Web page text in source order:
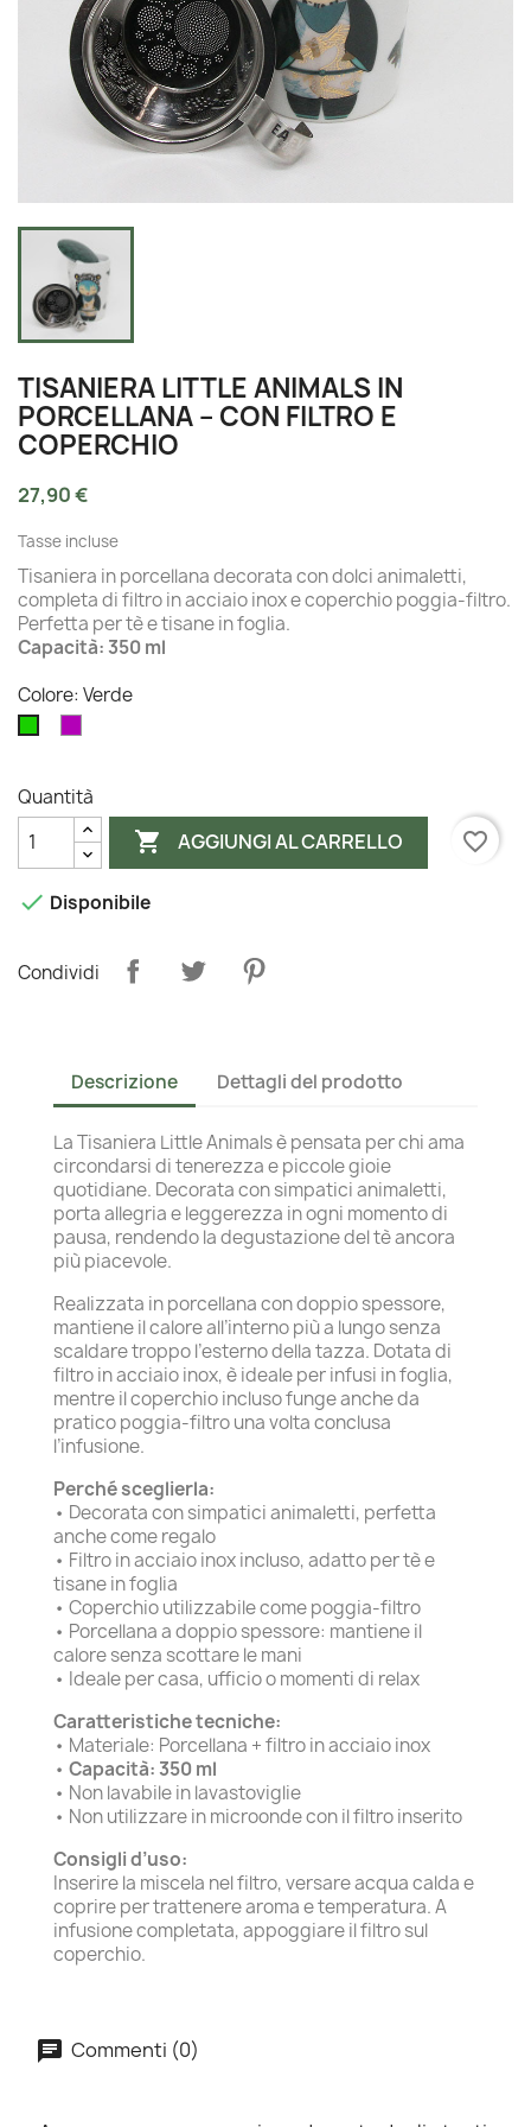
TISANIERA LITTLE ANIMALS IN
PORCELLANA – CON FILTRO E
COPERCHIO
27,90 €
Tasse incluse
Tisaniera in porcellana decorata con dolci animaletti,
completa di filtro in acciaio inox e coperchio poggia-filtro.
Perfetta per tè e tisane in foglia.
Capacità: 350 ml
Colore: Verde
Quantità
 AGGIUNGI AL CARRELLO favorite_border
 Disponibile
Condividi
Descrizione Dettagli del prodotto
La Tisaniera Little Animals è pensata per chi ama
circondarsi di tenerezza e piccole gioie
quotidiane. Decorata con simpatici animaletti,
porta allegria e leggerezza in ogni momento di
pausa, rendendo la degustazione del tè ancora
più piacevole.
Realizzata in porcellana con doppio spessore,
mantiene il calore all’interno più a lungo senza
scaldare troppo l’esterno della tazza. Dotata di
filtro in acciaio inox, è ideale per infusi in foglia,
mentre il coperchio incluso funge anche da
pratico poggia-filtro una volta conclusa
l’infusione.
Perché sceglierla:
• Decorata con simpatici animaletti, perfetta
anche come regalo
• Filtro in acciaio inox incluso, adatto per tè e
tisane in foglia
• Coperchio utilizzabile come poggia-filtro
• Porcellana a doppio spessore: mantiene il
calore senza scottare le mani
• Ideale per casa, ufficio o momenti di relax
Caratteristiche tecniche:
• Materiale: Porcellana + filtro in acciaio inox
• Capacità: 350 ml
• Non lavabile in lavastoviglie
• Non utilizzare in microonde con il filtro inserito
Consigli d’uso:
Inserire la miscela nel filtro, versare acqua calda e
coprire per trattenere aroma e temperatura. A
infusione completata, appoggiare il filtro sul
coperchio.
Commenti (0)